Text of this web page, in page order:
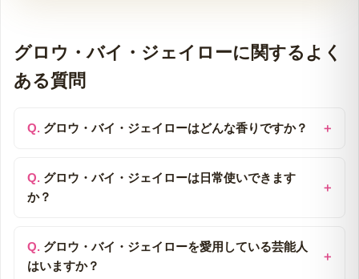
グロウ・バイ・ジェイローに関するよく
ある質問
グロウ・バイ・ジェイローはどんな香りですか？
グロウ・バイ・ジェイローは日常使いできます
か？
グロウ・バイ・ジェイローを愛用している芸能人
はいますか？